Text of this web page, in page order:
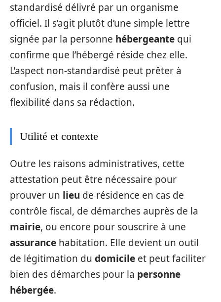
standardisé délivré par un organisme
officiel. Il s’agit plutôt d’une simple lettre
signée par la personne hébergeante qui
confirme que l’hébergé réside chez elle.
L’aspect non-standardisé peut prêter à
confusion, mais il confère aussi une
flexibilité dans sa rédaction.
Utilité et contexte
Outre les raisons administratives, cette
attestation peut être nécessaire pour
prouver un lieu de résidence en cas de
contrôle fiscal, de démarches auprès de la
mairie, ou encore pour souscrire à une
assurance habitation. Elle devient un outil
de légitimation du domicile et peut faciliter
bien des démarches pour la personne
hébergée.